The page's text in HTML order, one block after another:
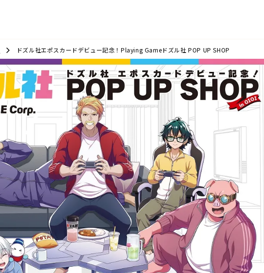
ドズル社エポスカードデビュー記念！Playing Gameドズル社 POP UP SHOP